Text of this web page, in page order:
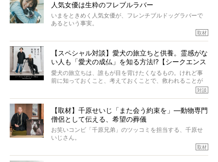
人気女優は生粋のフレブルラバー
いまをときめく人気女優が、フレンチブルドッグラバーで
あるという事実。
とりを目の当たりにするほどに、そのフレンチブルドッグ
愛がわたしたちのそれとまったく同じであることに、なん
だかうれしくなってしまったのでした。
春奈さんとアムちゃんのすてきな暮らしを、BUHI編集長の
小西がいつくしみながら、切り取らせていただきます。
取材
【スペシャル対談】愛犬の旅立ちと供養。霊感がな
い人も「愛犬の成仏」を知る方法!?【シークエンス
はやとも×PELI】
愛犬の旅立ちは、誰もが目を背けたくなるもの。けれど事
前に知っておくこと、考えておくことで、救われることが
力をもつお笑い芸人「シークエンスはやとも」さんに、愛
犬の旅立ちや供養についてインタビュー。
インタビュアー兼対談相手は、大の犬好きで心霊分野の知
識にも長けているPELIさん。
「愛犬が旅立ったあと、ベッドやおもちゃはどうすればい
対談
【取材】千原せいじ「また会う約束を」―動物専門
僧侶として伝える、希望の葬儀
お笑いコンビ「千原兄弟」のツッコミを担当する、千原せ
いじさん。
取材